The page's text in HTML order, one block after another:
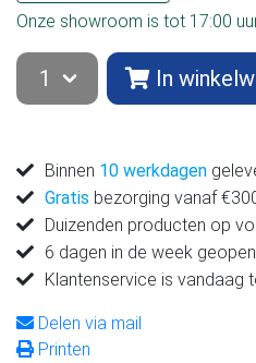
Onze showroom is tot 17:00
In
Binnen 10 werkdagen
Gratis bezorging vanaf
Duizenden producten op
6 dagen in de week
Klantenservice is vandaag
Delen via mail
Printen